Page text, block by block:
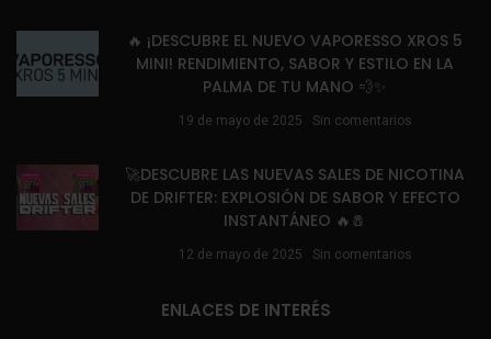
🔥 ¡DESCUBRE EL NUEVO VAPORESSO XROS 5
MINI! RENDIMIENTO, SABOR Y ESTILO EN LA
PALMA DE TU MANO 💨✨
19 de mayo de 2025 Sin comentarios
🚀DESCUBRE LAS NUEVAS SALES DE NICOTINA
DE DRIFTER: EXPLOSIÓN DE SABOR Y EFECTO
INSTANTÁNEO 🔥🧂
12 de mayo de 2025 Sin comentarios
ENLACES DE INTERÉS